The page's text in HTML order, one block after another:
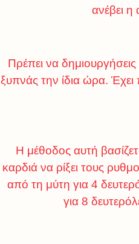
ανέβει
Πρέπει να
ξυπνάς την ίδια ώρα.
Η μέθοδος αυτή
καρδιά να ρίξει τους
από τη μύτη για 4
για 8